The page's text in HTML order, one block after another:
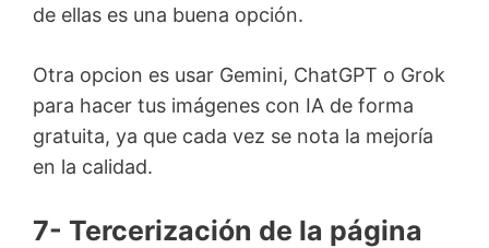
de ellas es una buena opción.
Otra opcion es usar Gemini, ChatGPT o Grok
para hacer tus imágenes con IA de forma
gratuita, ya que cada vez se nota la mejoría
en la calidad.
7- Tercerización de la página